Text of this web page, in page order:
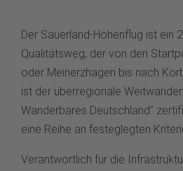
Der Sauerland-Höhenflug ist ein
Qualitätsweg, der von den
oder Meinerzhagen bis nach
ist der überregionale
Wanderbares Deutschland"
eine Reihe an festeglegten
Verantwortlich für die